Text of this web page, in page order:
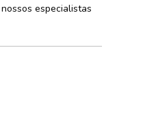
especialistas